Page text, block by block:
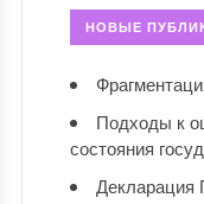
НОВЫЕ
Подходы к
состояния
Декларация